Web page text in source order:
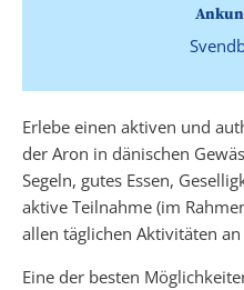
Erlebe einen aktiven und
der Aron in dänischen
Segeln, gutes Essen,
aktive Teilnahme (im
allen täglichen Aktivitäten
Eine der besten